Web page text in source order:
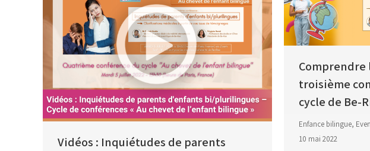
Vidéos : Inquiétudes de parents
troisième
cycle de Be-
Enfance bilingue,
10 mai 2022